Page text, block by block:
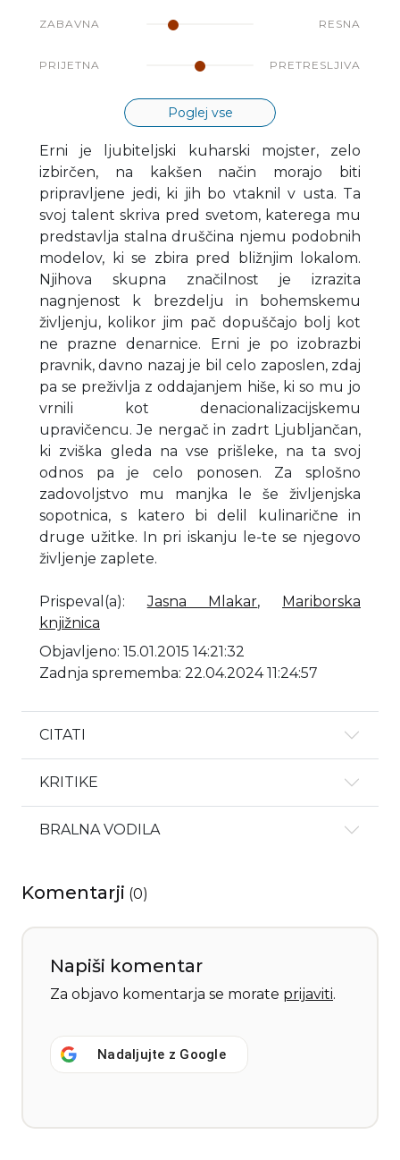
ZABAVNA RESNA
PRIJETNA PRETRESLJIVA
Poglej vse
Erni je ljubiteljski kuharski mojster, zelo
izbirčen, na kakšen način morajo biti
pripravljene jedi, ki jih bo vtaknil v usta. Ta
svoj talent skriva pred svetom, katerega mu
predstavlja stalna druščina njemu podobnih
modelov, ki se zbira pred bližnjim lokalom.
Njihova skupna značilnost je izrazita
nagnjenost k brezdelju in bohemskemu
življenju, kolikor jim pač dopuščajo bolj kot
ne prazne denarnice. Erni je po izobrazbi
pravnik, davno nazaj je bil celo zaposlen, zdaj
pa se preživlja z oddajanjem hiše, ki so mu jo
vrnili kot denacionalizacijskemu
upravičencu. Je nergač in zadrt Ljubljančan,
ki zviška gleda na vse prišleke, na ta svoj
odnos pa je celo ponosen. Za splošno
zadovoljstvo mu manjka le še življenjska
sopotnica, s katero bi delil kulinarične in
druge užitke. In pri iskanju le-te se njegovo
življenje zaplete.
Prispeval(a):Jasna Mlakar,
Mariborska
knjižnica
Objavljeno: 15.01.2015 14:21:32
Zadnja sprememba: 22.04.2024 11:24:57
CITATI
KRITIKE
BRALNA VODILA
Komentarji (0)
Napiši komentar
Za objavo komentarja se morate prijaviti.
Nadaljujte z Google